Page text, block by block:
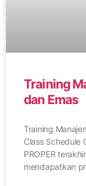
Training
dan Emas
Training
Class Schedule
PROPER
mendapatkan